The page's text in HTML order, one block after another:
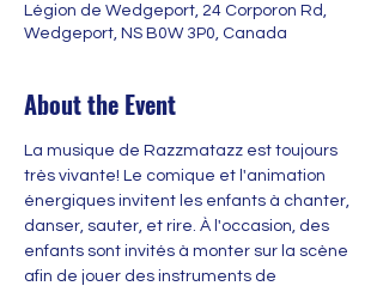
Légion de Wedgeport, 24 Corporon Rd,
Wedgeport, NS B0W 3P0, Canada
About the Event
La musique de Razzmatazz est toujours
très vivante! Le comique et l'animation
énergiques invitent les enfants à chanter,
danser, sauter, et rire. À l'occasion, des
enfants sont invités à monter sur la scène
afin de jouer des instruments de